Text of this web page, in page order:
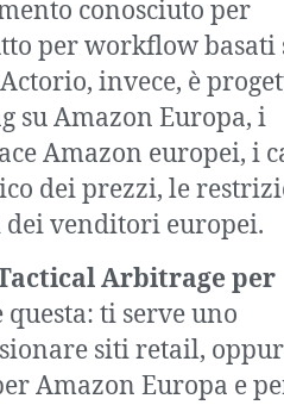
conosciuto per
per workflow basati
invece, è
su Amazon Europa, i
Amazon europei, i
dei prezzi, le
venditori europei.
Arbitrage per
ti serve uno
siti retail,
Amazon Europa e